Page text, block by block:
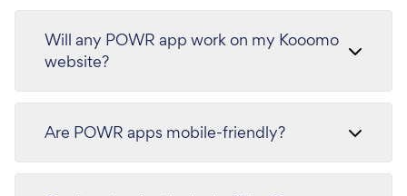
Will any POWR app work on my Kooomo
website?
Are POWR apps mobile-friendly?